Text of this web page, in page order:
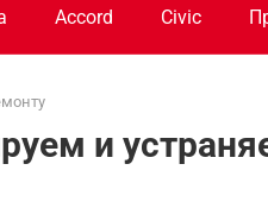
Accord Civic
и